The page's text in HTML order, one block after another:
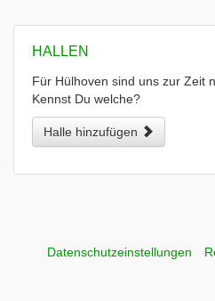
HALLEN
Für Hülhoven sind uns zur Zeit
Kennst Du welche?
Halle hinzufügen
Datenschutzeinstellungen